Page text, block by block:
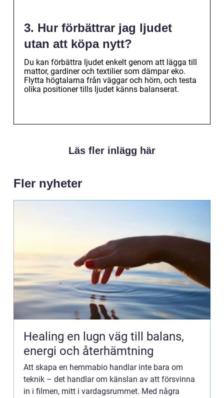
3. Hur förbättrar jag ljudet
utan att köpa nytt?
Du kan förbättra ljudet enkelt genom att lägga till
mattor, gardiner och textilier som dämpar eko.
Flytta högtalarna från väggar och hörn, och testa
olika positioner tills ljudet känns balanserat.
Läs fler inlägg här
Fler nyheter
Healing en lugn väg till balans,
energi och återhämtning
Att skapa en hemmabio handlar inte bara om
teknik – det handlar om känslan av att försvinna
in i filmen, mitt i vardagsrummet. Med några